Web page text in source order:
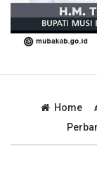
Home